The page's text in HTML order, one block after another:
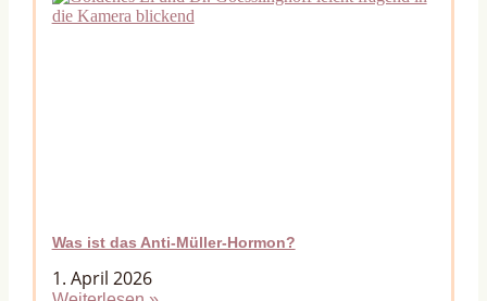
Was ist das Anti-Müller-Hormon?
1. April 2026